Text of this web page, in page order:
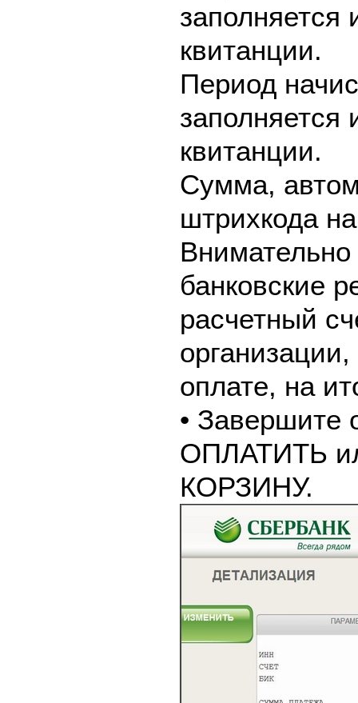
заполняется
квитанции.
Период
заполняется
квитанции.
Сумма,
штрихкода
банковские
расчетный
оплате, на
• Завершите
ОПЛАТИТЬ
КОРЗИНУ.